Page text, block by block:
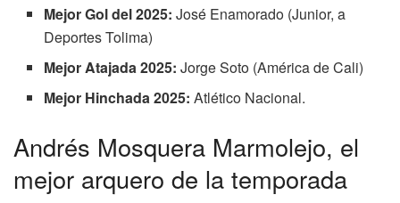
Mejor Gol del 2025: José Enamorado (Junior, a
Deportes Tolima)
Mejor Atajada 2025: Jorge Soto (América de Cali)
Mejor Hinchada 2025: Atlético Nacional.
Andrés Mosquera Marmolejo, el
mejor arquero de la temporada